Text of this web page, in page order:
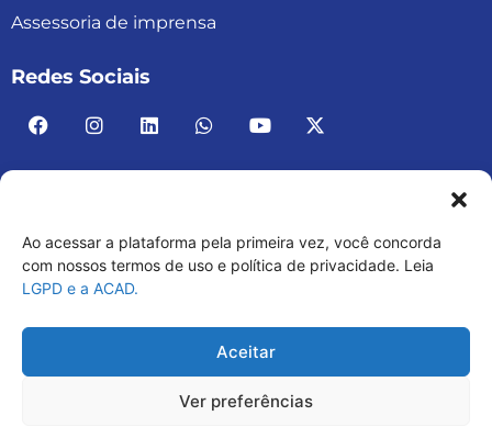
Ao acessar a plataforma pela primeira vez, você concorda
com nossos termos de uso e política de privacidade. Leia
LGPD e a ACAD.
Aceitar
Ver preferências
Assessoria de imprensa
Redes Sociais
ACAD BRASIL – ASSOCIAÇÃO BRASILEIRA DE